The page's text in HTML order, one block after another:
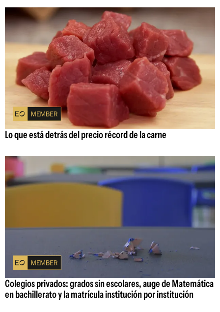
Lo que está detrás del precio récord de la carne
Colegios privados: grados sin escolares, auge de Matemática
en bachillerato y la matrícula institución por institución